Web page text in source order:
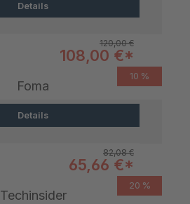
Details
10 %
Regulärer Preis:
120,00 €
Verkaufspreis:
108,00 €*
Foma
Details
20 %
Regulärer Preis:
82,08 €
Verkaufspreis:
65,66 €*
Techinsider